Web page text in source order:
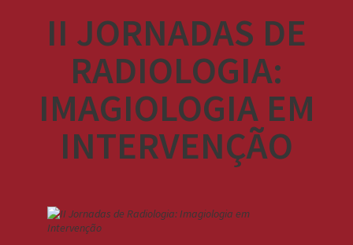
II JORNADAS DE
RADIOLOGIA:
IMAGIOLOGIA EM
INTERVENÇÃO